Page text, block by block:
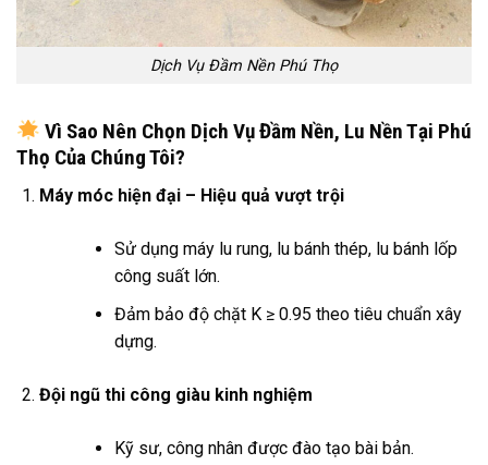
Dịch Vụ Đầm Nền Phú Thọ
Vì Sao Nên Chọn Dịch Vụ Đầm Nền, Lu Nền Tại Phú
Thọ Của Chúng Tôi?
Máy móc hiện đại – Hiệu quả vượt trội
Sử dụng máy lu rung, lu bánh thép, lu bánh lốp
công suất lớn.
Đảm bảo độ chặt K ≥ 0.95 theo tiêu chuẩn xây
dựng.
Đội ngũ thi công giàu kinh nghiệm
Kỹ sư, công nhân được đào tạo bài bản.